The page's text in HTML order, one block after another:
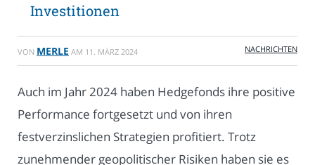
Investitionen
VON MERLE AM 11. MÄRZ 2024 NACHRICHTEN
Auch im Jahr 2024 haben Hedgefonds ihre positive
Performance fortgesetzt und von ihren
festverzinslichen Strategien profitiert. Trotz
zunehmender geopolitischer Risiken haben sie es